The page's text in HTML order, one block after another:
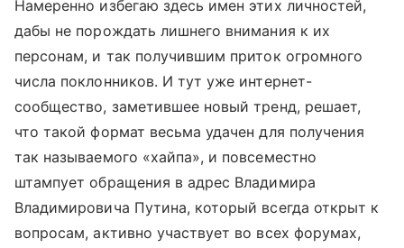
Намеренно избегаю здесь имен этих личностей,
дабы не порождать лишнего внимания к их
персонам, и так получившим приток огромного
числа поклонников. И тут уже интернет-
сообщество, заметившее новый тренд, решает,
что такой формат весьма удачен для получения
так называемого «хайпа», и повсеместно
штампует обращения в адрес Владимира
Владимировича Путина, который всегда открыт к
вопросам, активно участвует во всех форумах,